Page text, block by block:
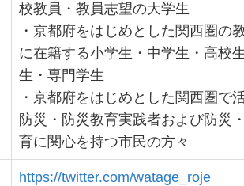
校教員・教員志望の大学生
・京都府をはじめとした関西圏の
に在籍する小学生・中学生・高校
生・専門学生
・京都府をはじめとした関西圏で
防災・防災教育実践者および防災
育に関心を持つ市民の方々
https://twitter.com/watage_roje